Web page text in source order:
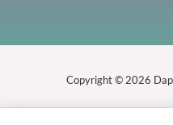
Copyright © 2026